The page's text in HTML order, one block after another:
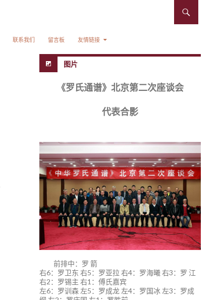
联系我们 留言板 友情链接
图片
《罗氏通谱》北京第二次座谈会
代表合影
前排中：罗 箭
右6：罗卫东 右5：罗亚拉 右4：罗海曦 右3：罗 江
右2：罗锡主 右1：傅氏嘉宾
左6：罗训森 左5：罗成龙 左4：罗国冰 左3：罗成